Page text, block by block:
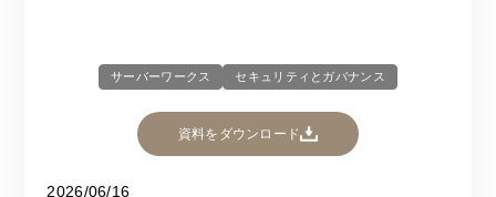
サーバーワークス セキュリティとガバナンス
資料をダウンロード
2026/06/16